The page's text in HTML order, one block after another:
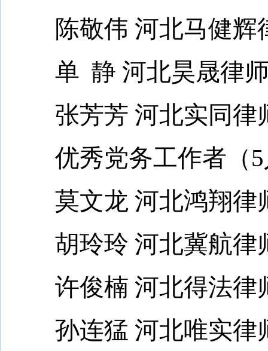
陈敬伟 河北马健辉
单 静 河北昊晟律师
张芳芳 河北实同律
优秀党务工作者（5
莫文龙 河北鸿翔律
胡玲玲 河北冀航律
许俊楠 河北得法律
孙连猛 河北唯实律